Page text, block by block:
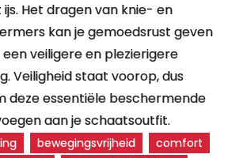
Het dragen van knie- en
kan je gemoedsrust geven
veiligere en plezierigere
Veiligheid staat voorop, dus
deze essentiële beschermende
aan je schaatsoutfit.
bewegingsvrijheid
comfort